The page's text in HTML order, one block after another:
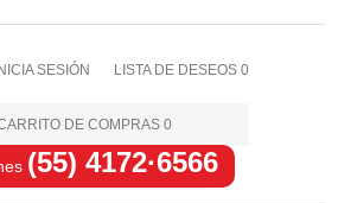
INICIA SESIÓN LISTA DE DESEOS 0
DE COMPRAS 0
(55) 4172·6566